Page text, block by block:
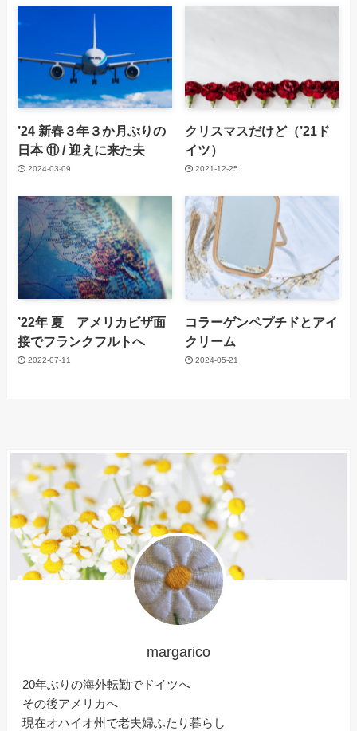
’24 新春３年３か月ぶりの
日本 ⑪ / 迎えに来た夫
2024-03-09
クリスマスだけど（’21ド
イツ）
2021-12-25
’22年 夏 アメリカビザ面
接でフランクフルトへ
2022-07-11
コラーゲンペプチドとアイ
クリーム
2024-05-21
margarico
20年ぶりの海外転勤でドイツへ
その後アメリカへ
現在オハイオ州で老夫婦ふたり暮らし